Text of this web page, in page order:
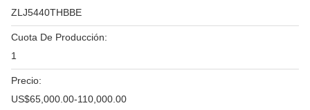
ZLJ5440THBBE
Cuota De Producción:
1
Precio:
US$65,000.00-110,000.00